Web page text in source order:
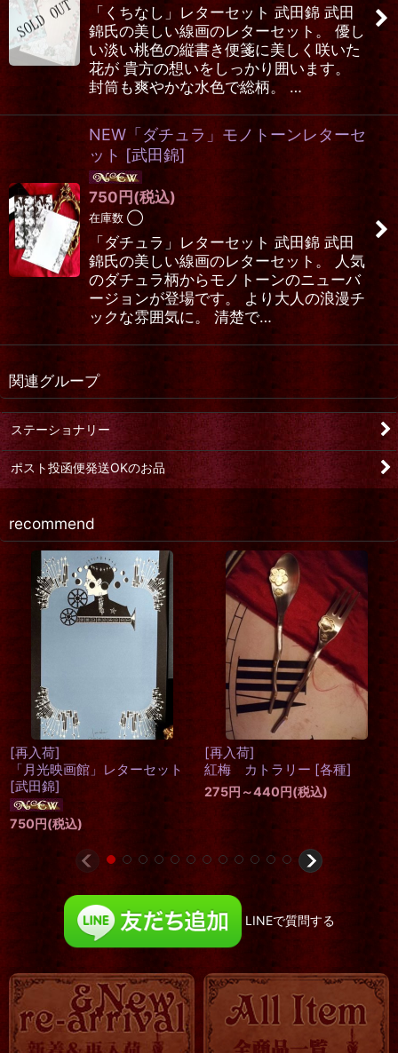
「くちなし」レターセット 武田錦 武田
錦氏の美しい線画のレターセット。 優し
い淡い桃色の縦書き便箋に美しく咲いた
花が 貴方の想いをしっかり囲います。
封筒も爽やかな水色で総柄。 …
NEW「ダチュラ」モノトーンレターセ
ット [武田錦]
750円(税込)
在庫数 ◯
「ダチュラ」レターセット 武田錦 武田
錦氏の美しい線画のレターセット。 人気
のダチュラ柄からモノトーンのニューバ
ージョンが登場です。 より大人の浪漫チ
ックな雰囲気に。 清楚で…
関連グループ
ステーショナリー
ポスト投函便発送OKのお品
recommend
[再入荷]
敬虔な幼子
エドワード・ゴー
リー]
1,320円(税込)
[再入荷]
インコ＆パーチ
[Covent
Garden]
3,520円 (税込)
LINEで質問する